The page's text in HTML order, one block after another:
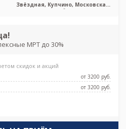
Звёздная, Купчино, Московская,
Рыбацкое, Шушары
МРТ до 30%
скидок и акций
от 3200 pуб.
от 3200 pуб.